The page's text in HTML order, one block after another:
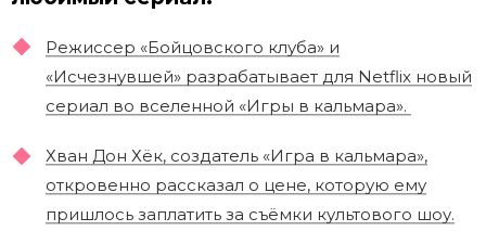
Режиссер «Бойцовского клуба» и
«Исчезнувшей» разрабатывает для Netflix новый
сериал во вселенной «Игры в кальмара».
Хван Дон Хёк, создатель «Игра в кальмара»,
откровенно рассказал о цене, которую ему
пришлось заплатить за съёмки культового шоу.